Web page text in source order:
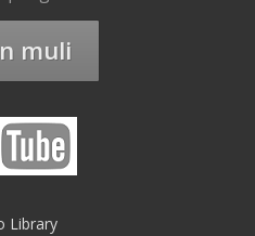
muli
Library